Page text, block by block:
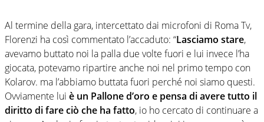
Al termine della gara, intercettato dai microfoni di Roma Tv,
Florenzi ha così commentato l’accaduto: “Lasciamo stare,
avevamo buttato noi la palla due volte fuori e lui invece l’ha
giocata, potevamo ripartire anche noi nel primo tempo con
Kolarov. ma l’abbiamo buttata fuori perché noi siamo questi.
Ovviamente lui è un Pallone d’oro e pensa di avere tutto il
diritto di fare ciò che ha fatto, io ho cercato di continuare a